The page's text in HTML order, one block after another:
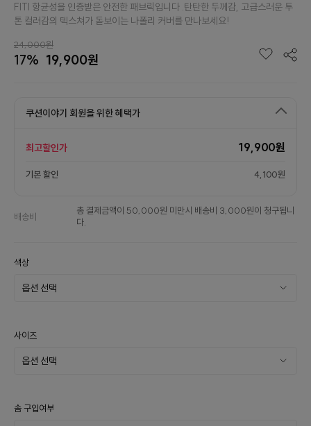
FITI 항균성을 인증받은 안전한 패브릭입니다 .탄탄한 두께감, 고급스러운 투
톤 컬러감의 텍스쳐가 돋보이는 나폴리 커버를 만나보세요!
24,000원
17% 19,900원
쿠션이야기 회원을 위한 혜택가
최고할인가 19,900원
기본 할인 4,100원
배송비
총 결제금액이 50,000원 미만시 배송비 3,000원이 청구됩니
다.
색상
사이즈
솜 구입여부